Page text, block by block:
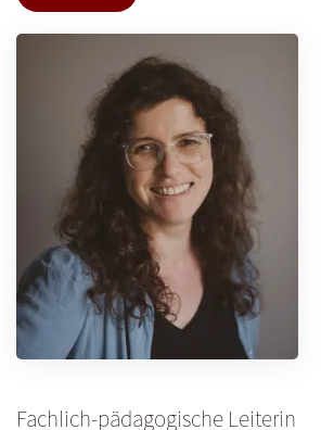
Fachlich-pädagogische Leiterin